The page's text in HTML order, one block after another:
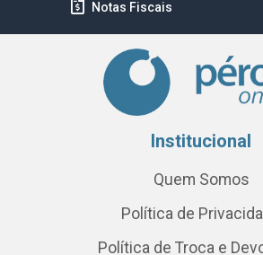
Notas Fiscais
Institucional
Quem Somos
Política de
Política de Troca e